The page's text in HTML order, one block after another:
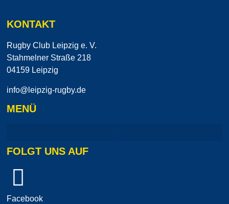
KONTAKT
Rugby Club Leipzig e. V.
Stahmelner Straße 218
04159 Leipzig
info@leipzig-rugby.de
MENÜ
FOLGT UNS AUF
Facebook